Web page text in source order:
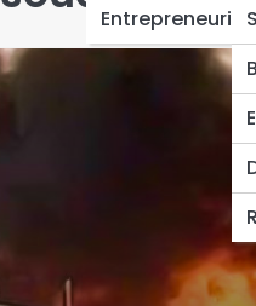
Entrepreneuriat